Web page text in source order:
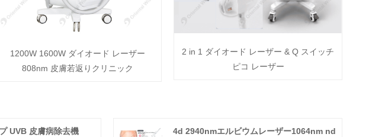
1200W 1600W ダイオード レーザー
808nm 皮膚若返りクリニック
2 in 1 ダイオード レーザー & Q スイッチ
ピコ レーザー
UVB 皮膚病除去機
4d 2940nmエルビウムレーザー1064nm nd